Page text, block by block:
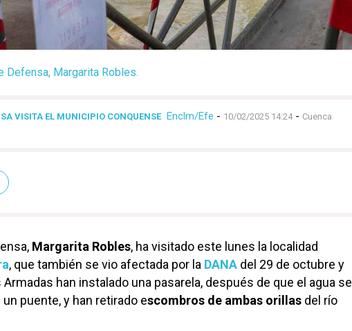
Defensa, Margarita Robles.
VISITA EL MUNICIPIO CONQUENSE Enclm/Efe - 10/02/2025 14:24- Cuenca
Margarita Robles, ha visitado este lunes la localidad
, que también se vio afectada por la DANA del 29 de octubre y
han instalado una pasarela, después de que el agua se
un puente, y han retirado escombros de ambas orillas del río